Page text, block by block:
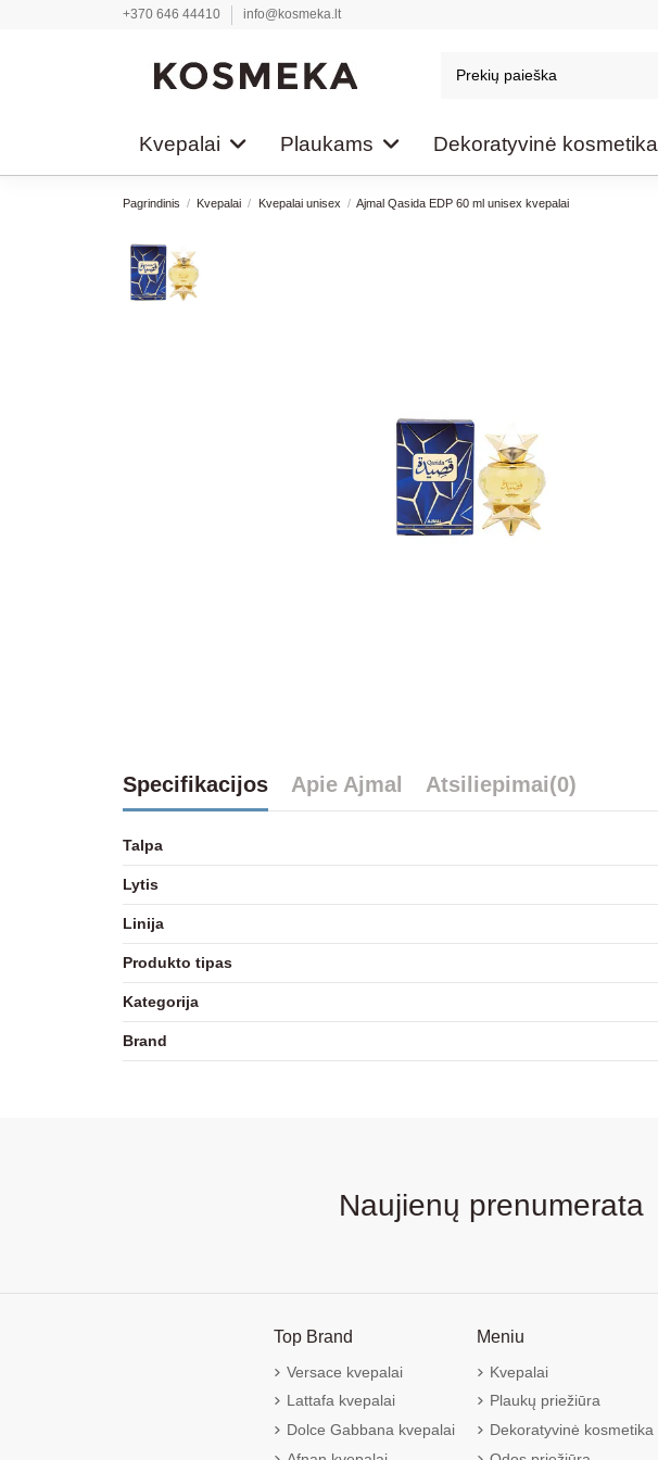
+370 646 44410 info@kosmeka.lt
Kvepalai Plaukams Dekoratyvinė kosmetika
Pagrindinis Kvepalai Kvepalai unisex Ajmal Qasida EDP 60 ml unisex kvepalai
Specifikacijos Apie Ajmal Atsiliepimai(0)
Talpa
Lytis
Linija
Produkto tipas
Kategorija
Brand
Naujienų prenumerata
Top Brand
Versace kvepalai
Lattafa kvepalai
Dolce Gabbana kvepalai
Meniu
Kvepalai
Plaukų priežiūra
Dekoratyvinė kosmetika